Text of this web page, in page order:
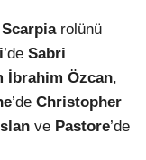
Scarpiarolünü
’de Sabri
İbrahim Özcan,
’de Christopher
ve Pastore’de